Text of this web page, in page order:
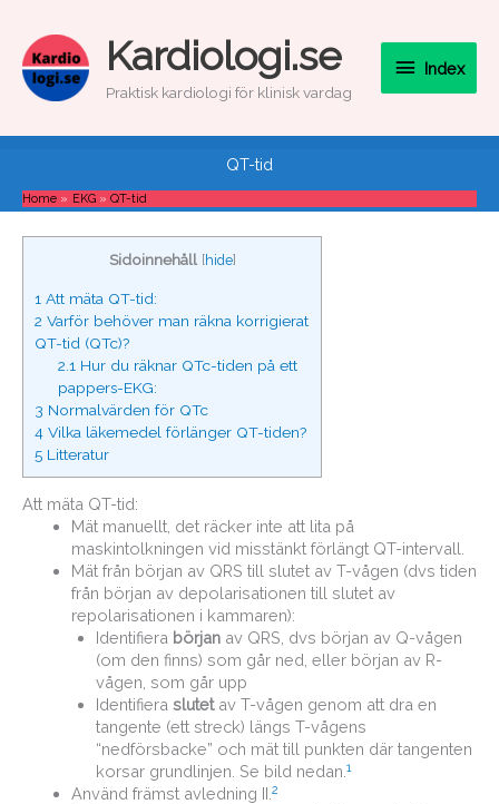
content
Kardiologi.se
Praktisk kardiologi för klinisk vardag
Index
Index
QT-tid
Home EKG QT-tid
Sidoinnehåll [hide]
1 Att mäta QT-tid:
2 Varför behöver man räkna korrigierat
QT-tid (QTc)?
2.1 Hur du räknar QTc-tiden på ett
pappers-EKG:
3 Normalvärden för QTc
4 Vilka läkemedel förlänger QT-tiden?
5 Litteratur
Att mäta QT-tid:
Mät manuellt, det räcker inte att lita på
maskintolkningen vid misstänkt förlängt QT-intervall.
Mät från början av QRS till slutet av T-vågen (dvs tiden
från början av depolarisationen till slutet av
repolarisationen i kammaren):
Identifiera börjanav QRS, dvs början av Q-vågen
(om den finns) som går ned, eller början av R-
vågen, som går upp
Identifiera slutetav T-vågen genom att dra en
tangente (ett streck) längs T-vågens
“nedförsbacke” och mät till punkten där tangenten
korsar grundlinjen. Se bild nedan. 1
Använd främst avledning II. 2